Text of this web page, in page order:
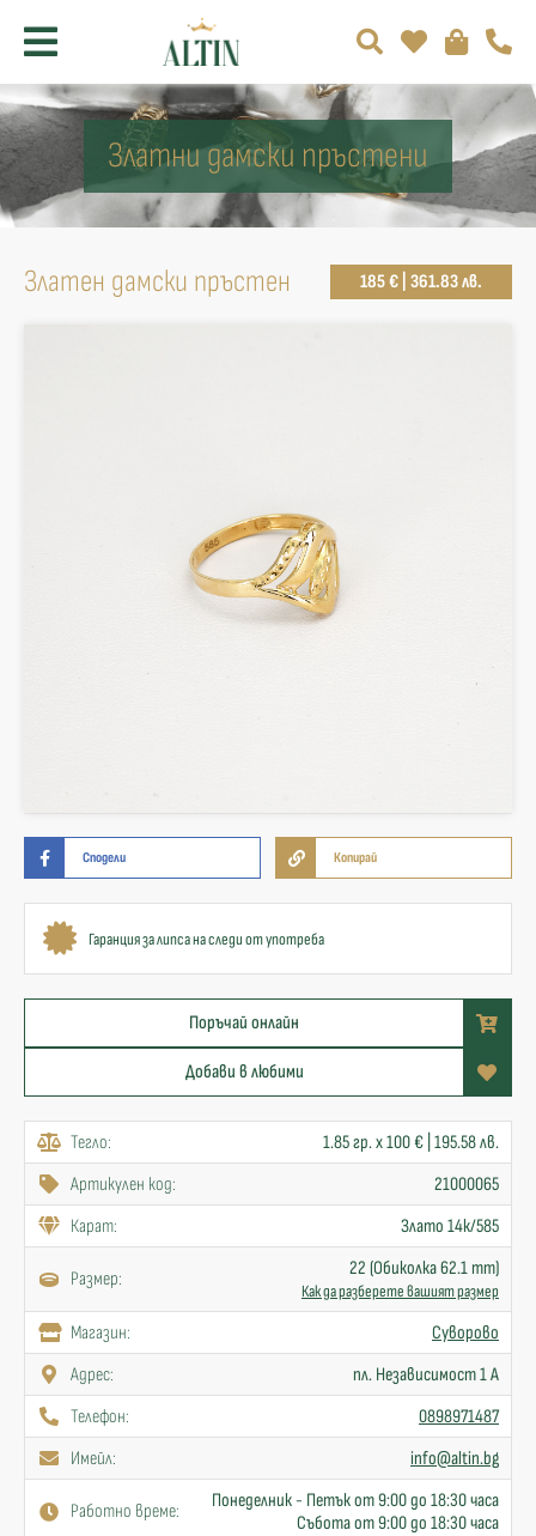
Златни дамски пръстени
Златен дамски пръстен 185 € | 361.83 лв.
Сподели Копирай
Гаранция за липса на следи от употреба
Поръчай онлайн
Добави в любими
Тегло:
1.85 гр. x 100 € | 195.58 лв.
Артикулен код:
21000065
Карат:
Злато 14к/585
Размер: 22 (Обиколка 62.1 mm)
Как да разберете вашият размер
Mагазин:
Суворово
Адрес:
пл. Независимост 1 А
Телефон:
0898971487
Имейл:
info@altin.bg
Работно време:
Понеделник - Петък от 9:00 до 18:30 часа
Събота от 9:00 до 18:30 часа